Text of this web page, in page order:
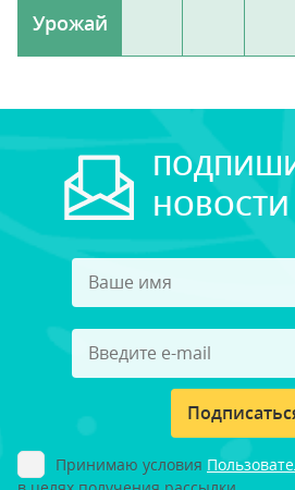
Урожай
Принимаю условия